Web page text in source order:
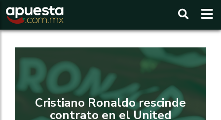
Buscar
Cristiano Ronaldo rescinde
contrato en el United